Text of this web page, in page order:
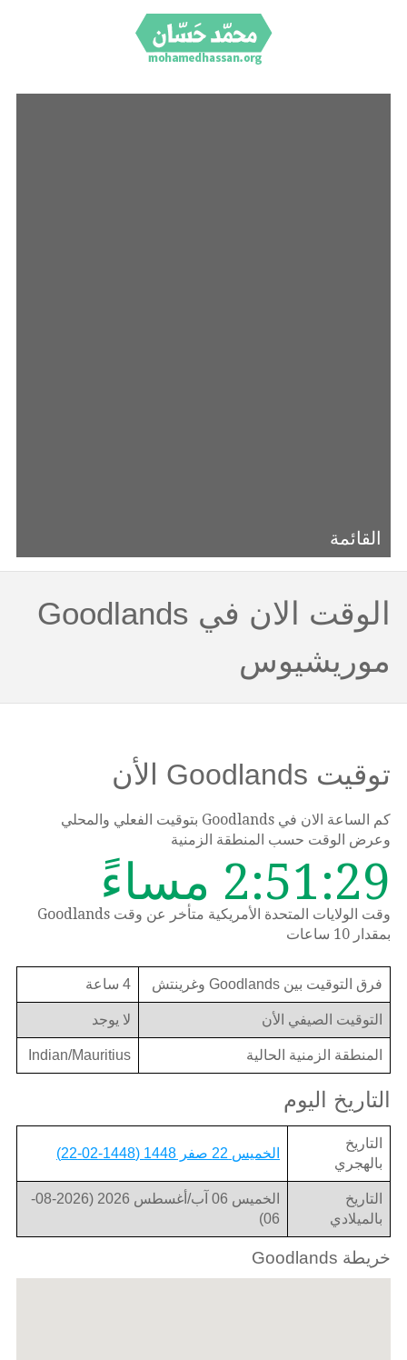
القائمة
الوقت الان في Goodlands
موريشيوس
توقيت Goodlands الأن
كم الساعة الان في Goodlands بتوقيت الفعلي والمحلي
وعرض الوقت حسب المنطقة الزمنية
2:51:29 مساءً
وقت الولايات المتحدة الأمريكية متأخر عن وقت Goodlands
بمقدار 10 ساعات
فرق التوقيت بين Goodlands وغرينتش 4 ساعة
التوقيت الصيفي الأن لا يوجد
المنطقة الزمنية الحالية Indian/Mauritius
التاريخ اليوم
التاريخ
بالهجري
الخميس 22 صفر 1448 (1448-02-22)
التاريخ
بالميلادي
الخميس 06 آب/أغسطس 2026 (2026-08-
06)
خريطة Goodlands